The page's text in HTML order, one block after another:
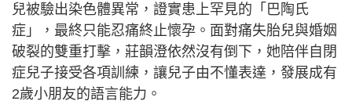
兒被驗出染色體異常，證實患上罕見的「巴陶氏
症」，最終只能忍痛終止懷孕。面對痛失胎兒與婚姻
破裂的雙重打擊，莊韻澄依然沒有倒下，她陪伴自閉
症兒子接受各項訓練，讓兒子由不懂表達，發展成有
2歲小朋友的語言能力。